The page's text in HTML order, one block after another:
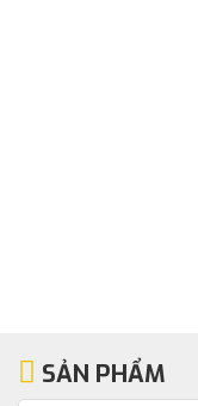
SẢN PHẨM